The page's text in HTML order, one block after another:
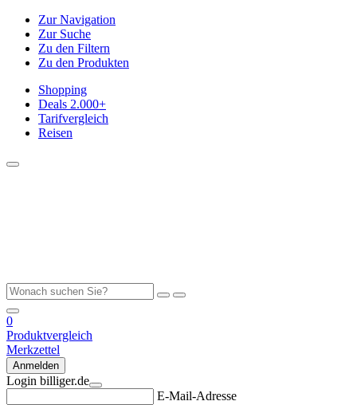
Zur Navigation
Zur Suche
Zu den Filtern
Zu den Produkten
Shopping
Deals 2.000+
Tarifvergleich
Reisen
0
Produktvergleich
Merkzettel
Anmelden
Login billiger.de
E-Mail-Adresse